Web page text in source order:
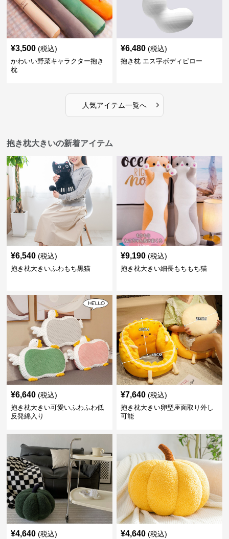
¥3,500 (税込)
かわいい野菜キャラクター抱き
枕
¥6,480 (税込)
抱き枕 エス字ボディピロー
人気アイテム一覧へ ›
抱き枕大きいの新着アイテム
¥6,540 (税込)
抱き枕大きいふわもち黒猫
¥9,190 (税込)
抱き枕大きい細長もちもち猫
¥6,640 (税込)
抱き枕大きい可愛いふわふわ低
反発綿入り
¥7,640 (税込)
抱き枕大きい卵型座面取り外し
可能
¥4,640 (税込) ¥4,640 (税込)